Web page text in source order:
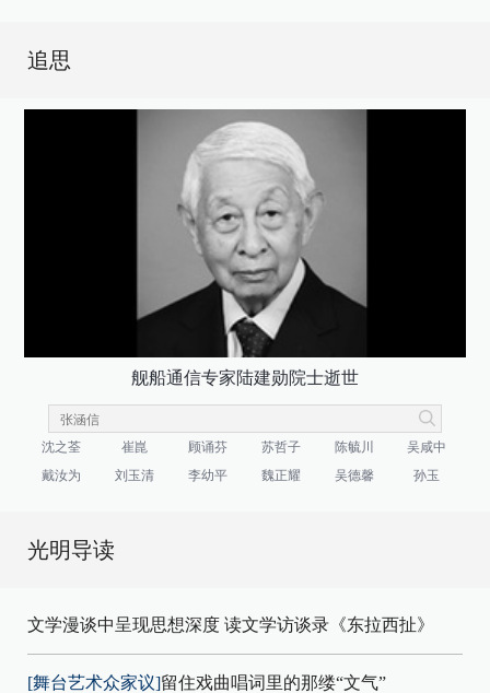
追思
舰船通信专家陆建勋院士逝世
沈之荃 崔崑 顾诵芬 苏哲子 陈毓川
吴咸中
戴汝为
刘玉清 李幼平 魏正耀 吴德馨 孙玉
光明导读
文学漫谈中呈现思想深度 读文学访谈录《东拉西扯》
[舞台艺术众家议]留住戏曲唱词里的那缕“文气”